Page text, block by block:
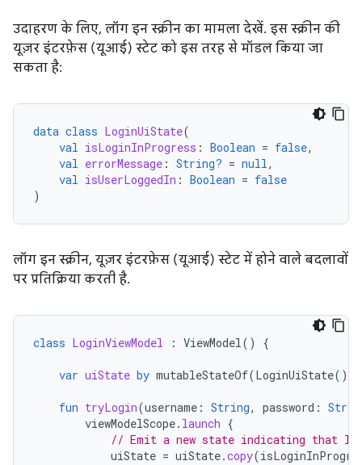
उदाहरण के लिए, लॉग इन स्क्रीन का मामला देखें. इस स्क्रीन की
यूज़र इंटरफ़ेस (यूआई) स्टेट को इस तरह से मॉडल किया जा
सकता है:
data class LoginUiState(
val isLoginInProgress : Boolean = false,
val errorMessage : String? = null,
val isUserLoggedIn : Boolean = false
)
लॉग इन स्क्रीन, यूज़र इंटरफ़ेस (यूआई) स्टेट में होने वाले बदलावों
पर प्रतिक्रिया करती है.
class LoginViewModel : ViewModel() {
var uiState by mutableStateOf(LoginUiState())
fun tryLogin(username : String, password :
viewModelScope. launch {
// Emit a new state indicating that
uiState = uiState.copy(